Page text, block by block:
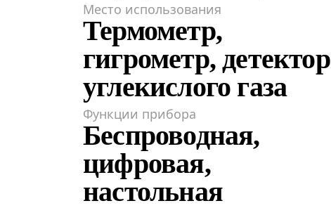
Место использования
Термометр,
гигрометр, детектор
углекислого газа
Функции прибора
Беспроводная,
цифровая,
настольная